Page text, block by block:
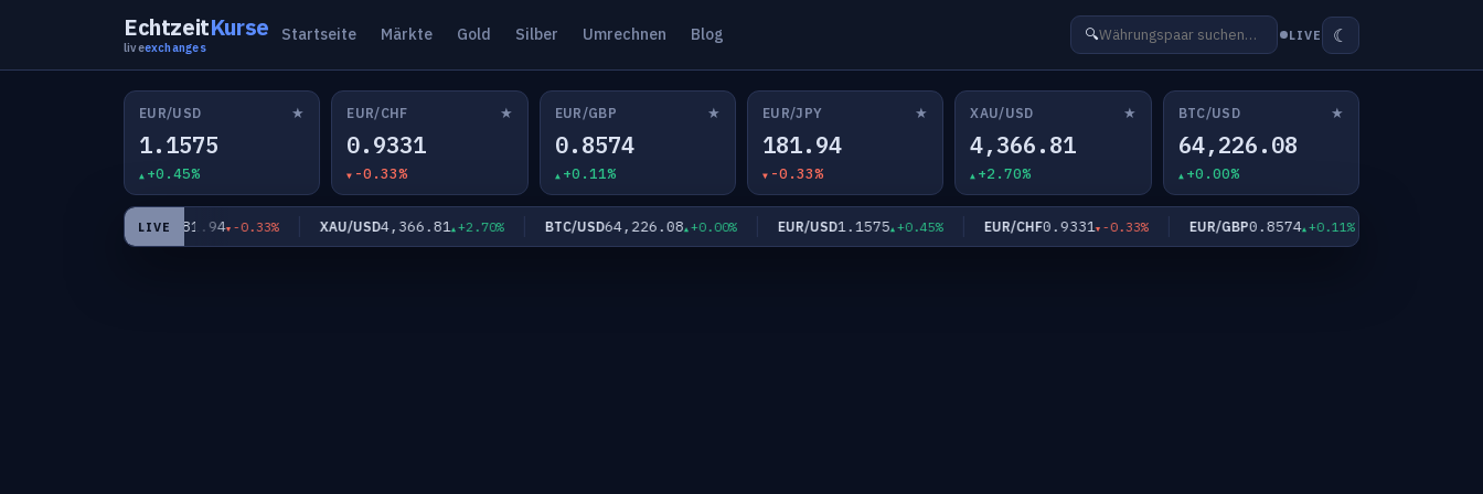
EchtzeitKurse
liveexchanges
Startseite Märkte Gold Silber Umrechnen Blog 🔍 LIVE ☾
EUR/USD ★
1.1575
+0.45%
EUR/CHF ★
0.9331
-0.33%
EUR/GBP ★
0.8574
+0.11%
EUR/JPY ★
181.94
-0.33%
XAU/USD ★
4,366.81
+2.70%
BTC/USD ★
64,226.08
+0.00%
LIVE
EUR/JPY181.94 -0.33% XAU/USD4,366.81 +2.70% BTC/USD64,226.08 +0.00% EUR/USD1.1575 +0.45% EUR/CHF0.9331 -0.33% EUR/GBP0.8574 +0.11%